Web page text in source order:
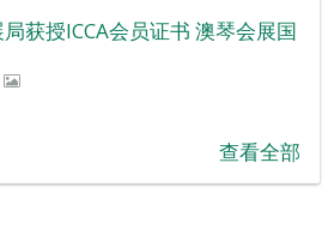
获授ICCA会员证书 澳琴会展国
查看全部